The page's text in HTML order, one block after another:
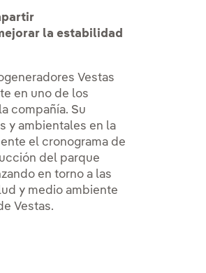
la estabilidad
Vestas
en uno de los
compañía. Su
y ambientales en la
el cronograma de
del parque
en torno a las
y medio ambiente
Vestas.